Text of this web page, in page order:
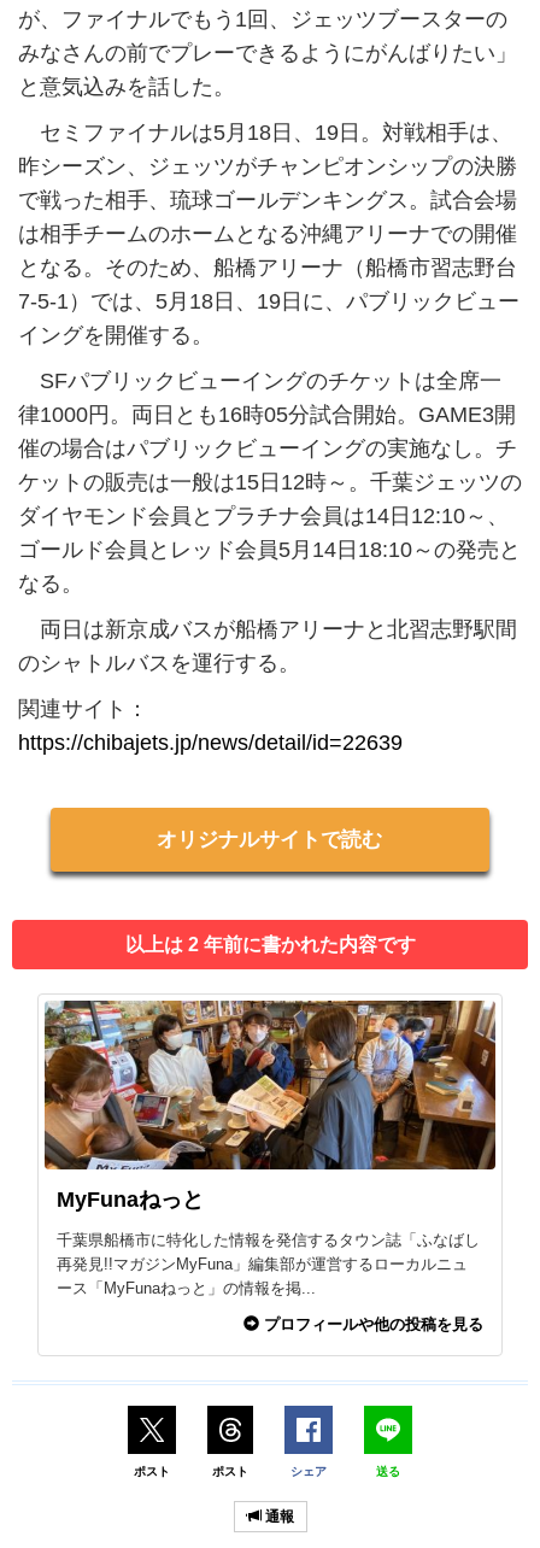
が、ファイナルでもう1回、ジェッツブースターの
みなさんの前でプレーできるようにがんばりたい」
と意気込みを話した。
セミファイナルは5月18日、19日。対戦相手は、
昨シーズン、ジェッツがチャンピオンシップの決勝
で戦った相手、琉球ゴールデンキングス。試合会場
は相手チームのホームとなる沖縄アリーナでの開催
となる。そのため、船橋アリーナ（船橋市習志野台
7-5-1）では、5月18日、19日に、パブリックビュー
イングを開催する。
SFパブリックビューイングのチケットは全席一
律1000円。両日とも16時05分試合開始。GAME3開
催の場合はパブリックビューイングの実施なし。チ
ケットの販売は一般は15日12時～。千葉ジェッツの
ダイヤモンド会員とプラチナ会員は14日12:10～、
ゴールド会員とレッド会員5月14日18:10～の発売と
なる。
両日は新京成バスが船橋アリーナと北習志野駅間
のシャトルバスを運行する。
関連サイト：
https://chibajets.jp/news/detail/id=22639
オリジナルサイトで読む
以上は 2 年前に書かれた内容です
MyFunaねっと
千葉県船橋市に特化した情報を発信するタウン誌「ふなばし
再発見!!マガジンMyFuna」編集部が運営するローカルニュ
ース「MyFunaねっと」の情報を掲...
プロフィールや他の投稿を見る
ポスト ポスト シェア 送る
通報